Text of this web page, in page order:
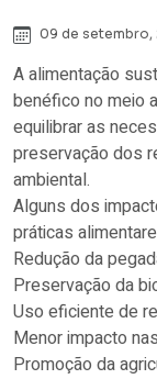
09 de setembro,
A alimentação
benéfico no meio
equilibrar as
preservação dos
ambiental.
Alguns dos
práticas
Redução da
Preservação da
Uso eficiente de
Menor impacto
Promoção da